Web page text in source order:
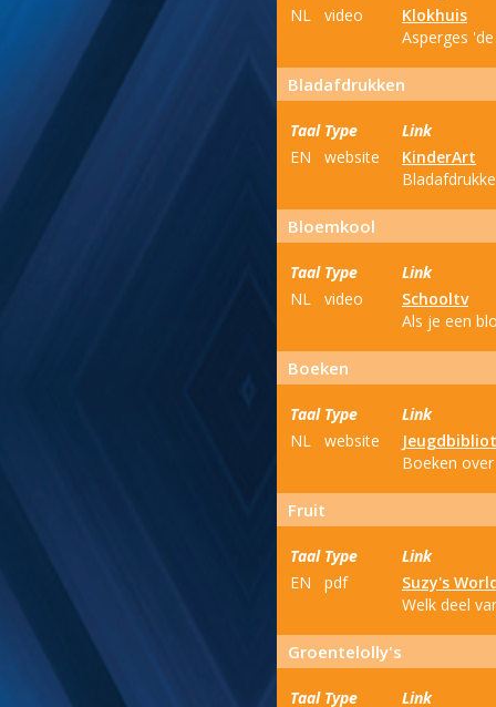
NL
video
Klokhuis
Asperges
Bladafdrukken
Taal Type
Link
EN
website
KinderArt
Bloemkool
Taal Type
Link
NL
video
Schooltv
Als je een
Boeken
Taal Type
Link
NL
website
Boeken
Fruit
Taal Type
Link
EN
pdf
Suzy's
Welk deel
Groentelolly's
Taal Type
Link